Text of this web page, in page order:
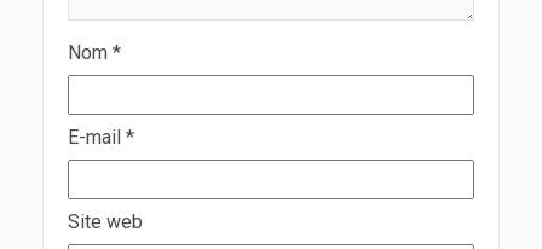
Nom *
E-mail *
Site web